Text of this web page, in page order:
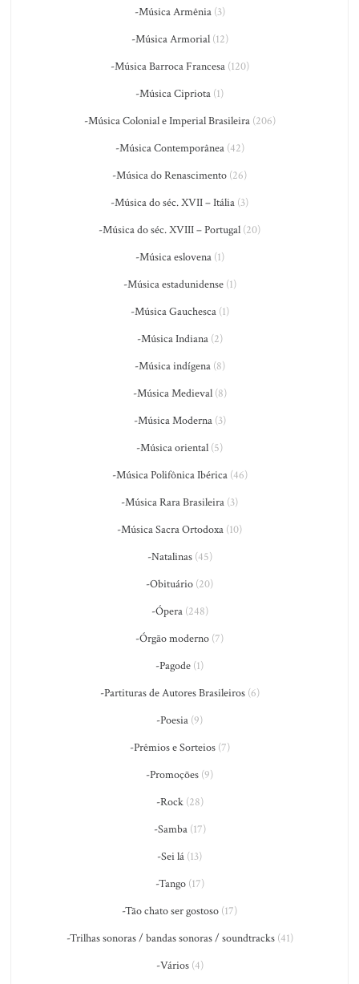
-Música Armênia(3)
-Música Armorial(12)
-Música Barroca Francesa(120)
-Música Cipriota (1)
-Música Colonial e Imperial Brasileira(206)
-Música Contemporânea(42)
-Música do Renascimento (26)
-Música do séc. XVII – Itália (3)
-Música do séc. XVIII – Portugal (20)
-Música eslovena(1)
-Música estadunidense(1)
-Música Gauchesca(1)
-Música Indiana(2)
-Música indígena(8)
-Música Medieval(8)
-Música Moderna(3)
-Música oriental (5)
-Música Polifônica Ibérica(46)
-Música Rara Brasileira (3)
-Música Sacra Ortodoxa (10)
-Natalinas(45)
-Obituário (20)
-Ópera(248)
-Órgão moderno (7)
-Pagode (1)
-Partituras de Autores Brasileiros(6)
-Poesia (9)
-Prêmios e Sorteios(7)
-Promoções (9)
-Rock(28)
-Samba(17)
-Sei lá (13)
-Tango(17)
-Tão chato ser gostoso (17)
-Trilhas sonoras / bandas sonoras / soundtracks(41)
-Vários(4)